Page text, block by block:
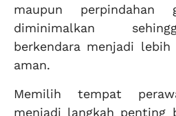
maupun
diminimalkan
berkendara menjadi lebih
aman.
Memilih tempat
menjadi langkah penting